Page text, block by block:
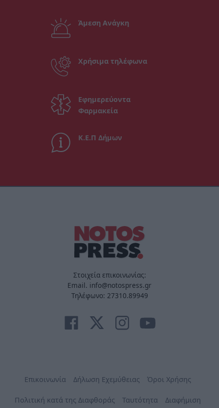
Άμεση Ανάγκη
Χρήσιμα τηλέφωνα
Εφημερεύοντα
Φαρμακεία
Κ.Ε.Π Δήμων
Στοιχεία επικοινωνίας:
Email. info@notospress.gr
Τηλέφωνο: 27310.89949
Επικοινωνία Δήλωση Εχεμύθειας Όροι Χρήσης
Πολιτική κατά της Διαφθοράς Ταυτότητα Διαφήμιση